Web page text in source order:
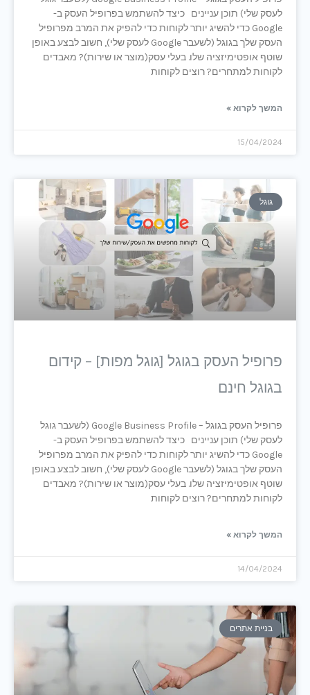
לעסק שלי) תוכן עניינים כיצד להשתמש בפרופיל העסק ב-
Google כדי להשיג יותר לקוחות כדי להפיק את המרב מפרופיל
העסק שלך בגוגל (לשעבר Google לעסק שלי), חשוב לבצע באופן
שוטף אופטימיזציה שלו. בעלי עסק(מוצר או שירות)? מאבדים
לקוחות למתחרים? רוצים לקוחות
המשך לקרוא »
15/04/2024
גוגל
פרופיל העסק בגוגל [גוגל מפות] – קידום
בגוגל חינם
פרופיל העסק בגוגל – Google Business Profile (לשעבר גוגל
לעסק שלי) תוכן עניינים כיצד להשתמש בפרופיל העסק ב-
Google כדי להשיג יותר לקוחות כדי להפיק את המרב מפרופיל
העסק שלך בגוגל (לשעבר Google לעסק שלי), חשוב לבצע באופן
שוטף אופטימיזציה שלו. בעלי עסק(מוצר או שירות)? מאבדים
לקוחות למתחרים? רוצים לקוחות
המשך לקרוא »
14/04/2024
בניית אתרים